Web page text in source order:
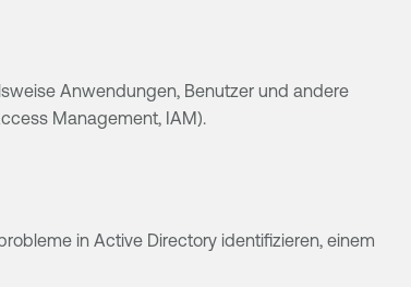
Anwendungen, Benutzer und andere
Management, IAM).
in Active Directory identifizieren, einem